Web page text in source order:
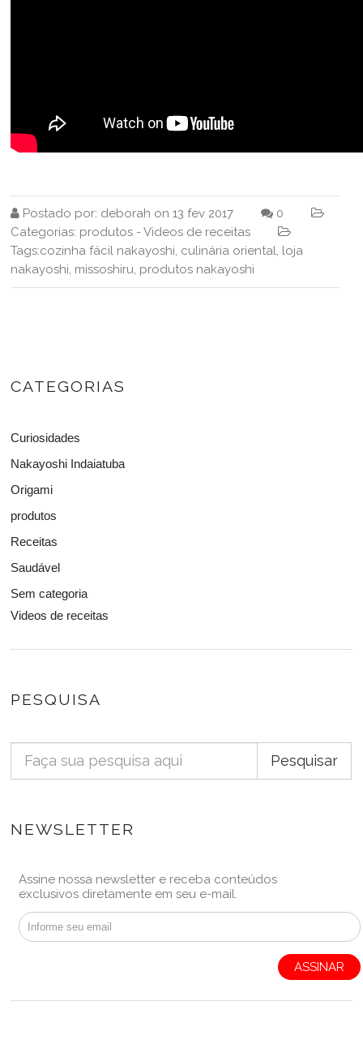
Postado por: deborah on13 fev 2017
0
Categorias: produtos -Videos de receitas
Tags:cozinha fácil nakayoshi, culinária oriental, loja
nakayoshi, missoshiru, produtos nakayoshi
CATEGORIAS
Curiosidades
Nakayoshi Indaiatuba
Origami
produtos
Receitas
Saudável
Sem categoria
Videos de receitas
PESQUISA
Pesquisar
NEWSLETTER
Assine nossa newsletter e receba conteúdos
exclusivos diretamente em seu e-mail.
ASSINAR